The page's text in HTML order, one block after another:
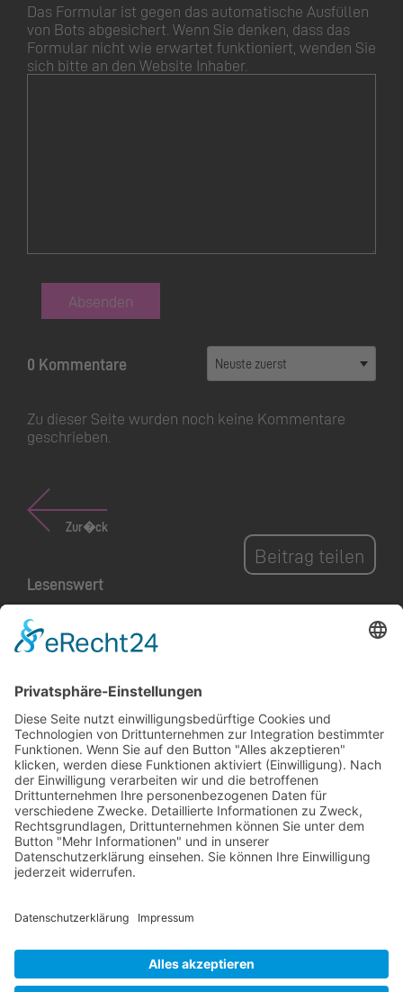
Das Formular ist gegen das automatische Ausfüllen
von Bots abgesichert. Wenn Sie denken, dass das
Formular nicht wie erwartet funktioniert, wenden Sie
sich bitte an den Website Inhaber.
Absenden
0 Kommentare
Zu dieser Seite wurden noch keine Kommentare
geschrieben.
Zur�ck
Beitrag teilen
Lesenswert
Landwirtschaft und
Gemeinschaft
Gemeinde Schaan